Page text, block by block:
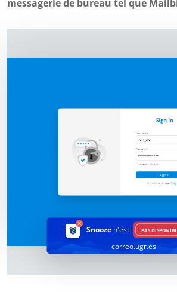
messagerie de bureau tel que
Snoozen'est PAS
correo.ugr.es